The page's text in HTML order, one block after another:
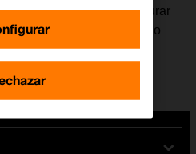
El móvil se puede configurar
de las apps en segundo
notificaciones